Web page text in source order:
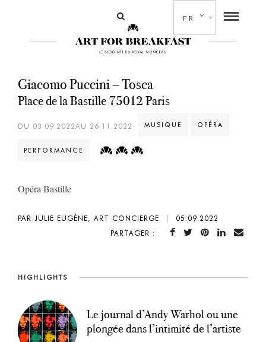
FR
Giacomo Puccini – Tosca
Place de la Bastille 75012 Paris
DU 03.09.2022AU 26.11.2022 MUSIQUE OPÉRA
PERFORMANCE
Opéra Bastille
PAR JULIE EUGÈNE, ART CONCIERGE
05.09.2022
PARTAGER :
HIGHLIGHTS
Le journal d’Andy Warhol ou une
plongée dans l’intimité de l’artiste